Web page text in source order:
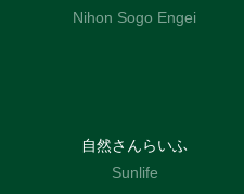
Nihon Sogo Engei
自然さんらいふ
Sunlife